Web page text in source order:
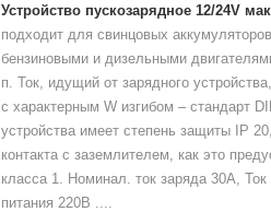
Устройство пускозарядное 12/24V
подходит для свинцовых
бензиновыми и дизельными
п. Ток, идущий от зарядного
с характерным W изгибом – стандарт
устройства имеет степень защиты IP
контакта с заземлителем, как это
класса 1. Номинал. ток заряда 30А,
питания 220В ....